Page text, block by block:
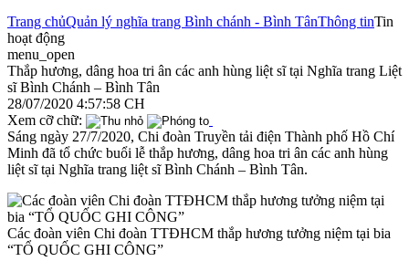
Trang chủQuản lý nghĩa trang Bình chánh - Bình TânThông tinTin
hoạt động
menu_open
Thắp hương, dâng hoa tri ân các anh hùng liệt sĩ tại Nghĩa trang Liệt
sĩ Bình Chánh – Bình Tân
28/07/2020 4:57:58 CH
Xem cỡ chữ:
Sáng ngày 27/7/2020, Chi đoàn Truyền tải điện Thành phố Hồ Chí
Minh đã tổ chức buổi lễ thắp hương, dâng hoa tri ân các anh hùng
liệt sĩ tại Nghĩa trang liệt sĩ Bình Chánh – Bình Tân.
Các đoàn viên Chi đoàn TTĐHCM thắp hương tưởng niệm tại bia
“TỔ QUỐC GHI CÔNG”